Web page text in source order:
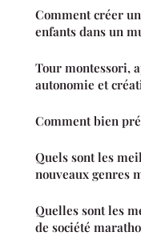
Comment créer
enfants dans un
Tour montessori,
autonomie et
Comment bien
Quels sont les
nouveaux genres
Quelles sont les
de société